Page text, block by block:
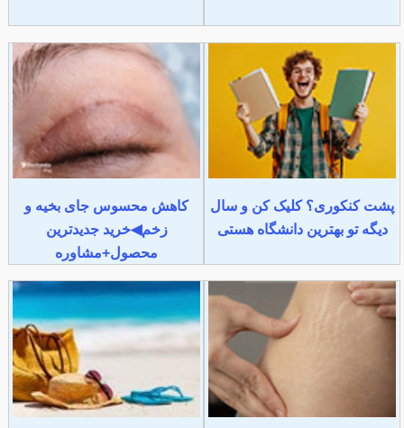
پشت کنکوری؟ کلیک کن و سال
دیگه تو بهترین دانشگاه هستی
کاهش محسوس جای بخیه و
زخم◀خرید جدیدترین
محصول+مشاوره